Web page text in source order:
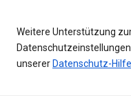
Weitere Unterstützung
unserer Datenschutz-Hilfe